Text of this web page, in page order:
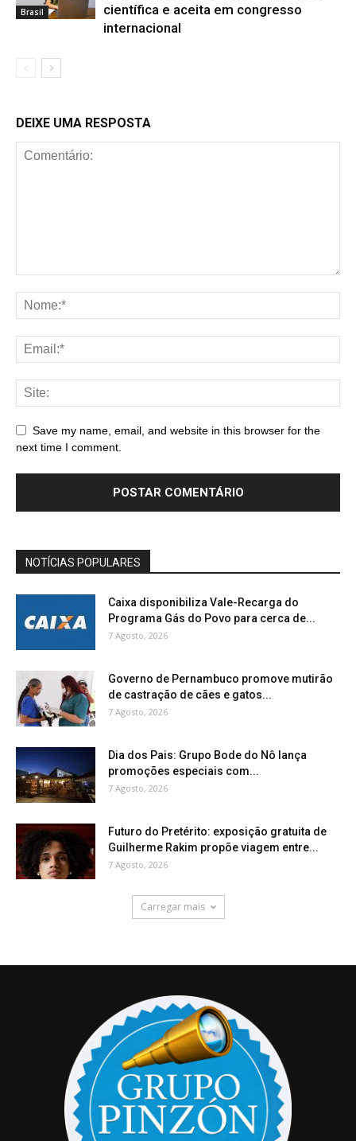
Brasil
científica e aceita em congresso
internacional
DEIXE UMA RESPOSTA
Save my name, email, and website in this browser for the
next time I comment.
NOTÍCIAS POPULARES
Caixa disponibiliza Vale-Recarga do
Programa Gás do Povo para cerca de...
7 Agosto, 2026
Governo de Pernambuco promove mutirão
de castração de cães e gatos...
7 Agosto, 2026
Dia dos Pais: Grupo Bode do Nô lança
promoções especiais com...
7 Agosto, 2026
Futuro do Pretérito: exposição gratuita de
Guilherme Rakim propõe viagem entre...
7 Agosto, 2026
Carregar mais